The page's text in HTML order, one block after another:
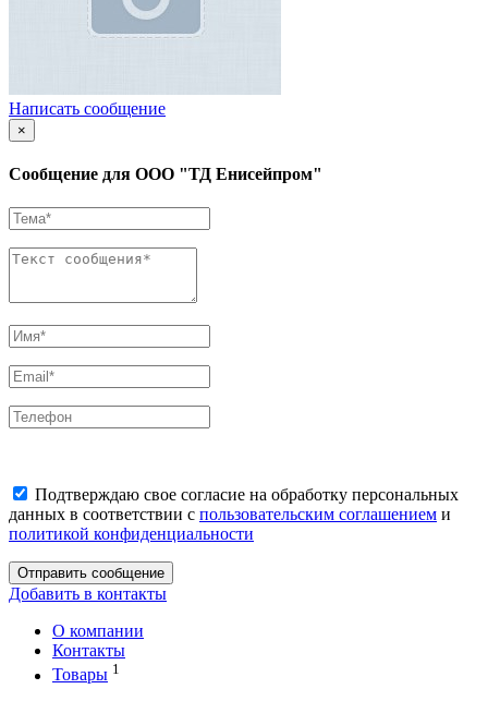
Написать сообщение
×
Сообщение для ООО "ТД Енисейпром"
Подтверждаю свое согласие на обработку персональных
данных в соответствии с пользовательским соглашением и
политикой конфиденциальности
Отправить сообщение
Добавить в контакты
О компании
Контакты
Товары 1